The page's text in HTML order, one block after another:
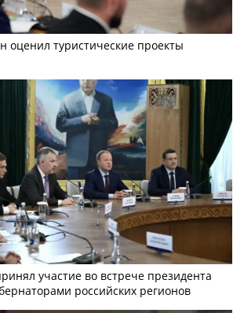
туристические проекты
участие во встрече президента
российских регионов